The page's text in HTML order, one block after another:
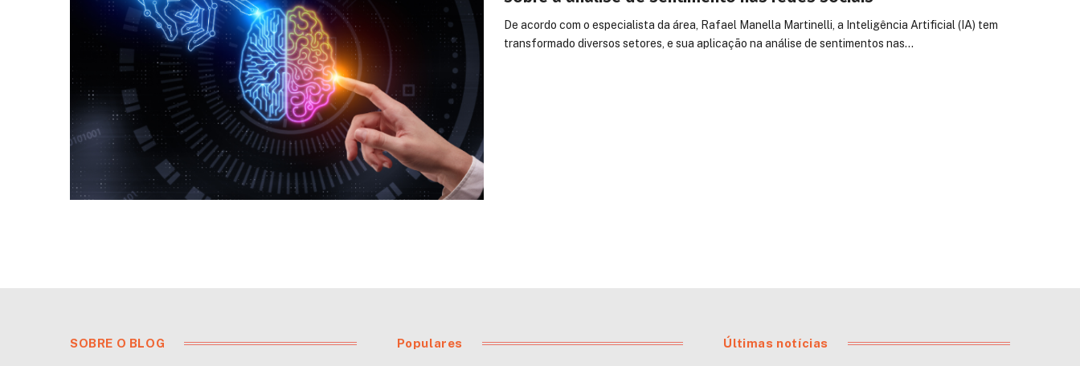
De acordo com o especialista da área, Rafael Manella Martinelli, a Inteligência Artificial (IA) tem
transformado diversos setores, e sua aplicação na análise de sentimentos nas…
SOBRE O BLOG Populares Últimas notícias